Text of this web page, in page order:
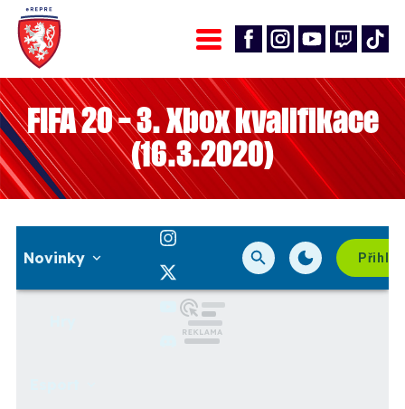
FIFA 20 – 3. Xbox kvalifikace
(16.3.2020)